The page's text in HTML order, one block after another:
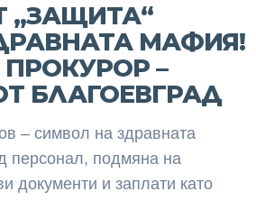
„ЗАЩИТА“
МАФИЯ!
–
БЛАГОЕВГРАД
– символ на здравната
персонал, подмяна на
документи и заплати като